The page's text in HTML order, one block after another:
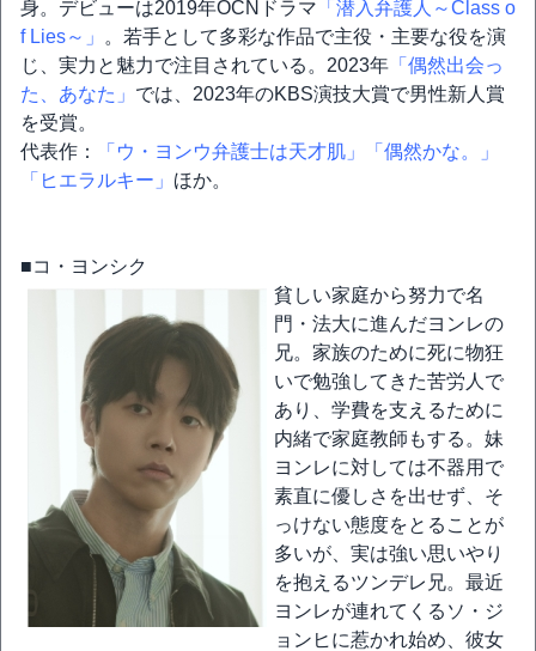
身。デビューは2019年OCNドラマ 「潜入弁護人～Class o
f Lies～」
。若手として多彩な作品で主役・主要な役を演
じ、実力と魅力で注目されている。2023年 「偶然出会っ
た、あなた」 では、2023年のKBS演技大賞で男性新人賞
を受賞。
代表作：
「ウ・ヨンウ弁護士は天才肌」
「偶然かな。」
「ヒエラルキー」 ほか。
■コ・ヨンシク
貧しい家庭から努力で名
門・法大に進んだヨンレの
兄。家族のために死に物狂
いで勉強してきた苦労人で
あり、学費を支えるために
内緒で家庭教師もする。妹
ヨンレに対しては不器用で
素直に優しさを出せず、そ
っけない態度をとることが
多いが、実は強い思いやり
を抱えるツンデレ兄。最近
ヨンレが連れてくるソ・ジ
ョンヒに惹かれ始め、彼女